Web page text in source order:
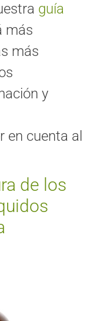
guía
más
más
y
en cuenta al
de los